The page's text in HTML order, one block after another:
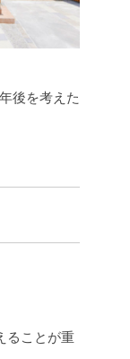
後を考えた
ることが重